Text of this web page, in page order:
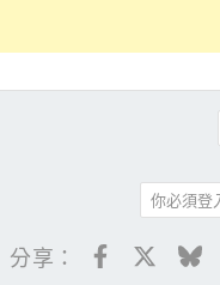
你必須登
分享： Facebook